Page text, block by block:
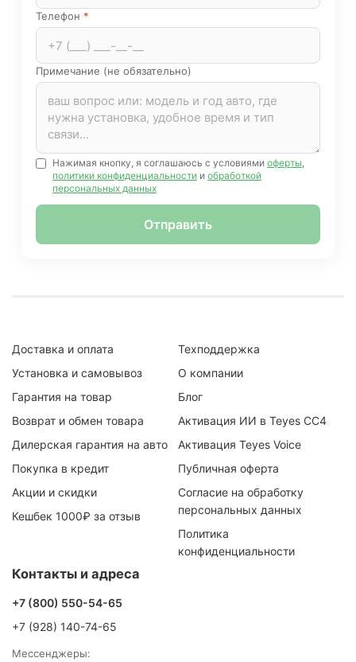
Телефон *
Примечание (не обязательно)
Нажимая кнопку, я соглашаюсь с условиями оферты,
политики конфиденциальности и обработкой
персональных данных
Отправить
Доставка и оплата
Установка и самовывоз
Гарантия на товар
Возврат и обмен товара
Дилерская гарантия на авто
Покупка в кредит
Акции и скидки
Кешбек 1000₽ за отзыв
Техподдержка
О компании
Блог
Активация ИИ в Teyes CC4
Активация Teyes Voice
Публичная оферта
Согласие на обработку
персональных данных
Политика
конфиденциальности
Контакты и адреса
+7 (800) 550-54-65
+7 (928) 140-74-65
Мессенджеры: